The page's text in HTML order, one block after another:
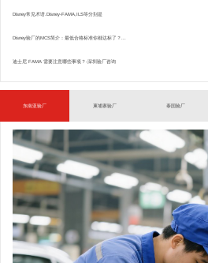
Disney常见术语.Disney-FAMA,ILS等分别是
Disney验厂的MCS简介：最低合格标准你都达标了？...
迪士尼 FAMA 需要注意哪些事项？-深圳验厂咨询
东南亚验厂 柬埔寨验厂 泰国验厂